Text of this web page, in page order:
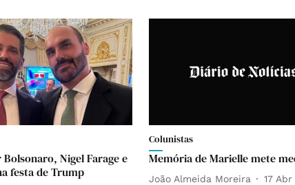
Nigel Farage e
festa de Trump
Colunistas
Memória de Marielle mete
João Almeida Moreira 17